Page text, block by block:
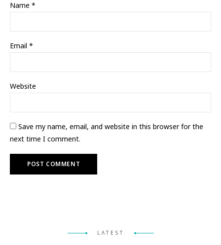
Name *
Email *
Website
Save my name, email, and website in this browser for the
next time I comment.
LATEST